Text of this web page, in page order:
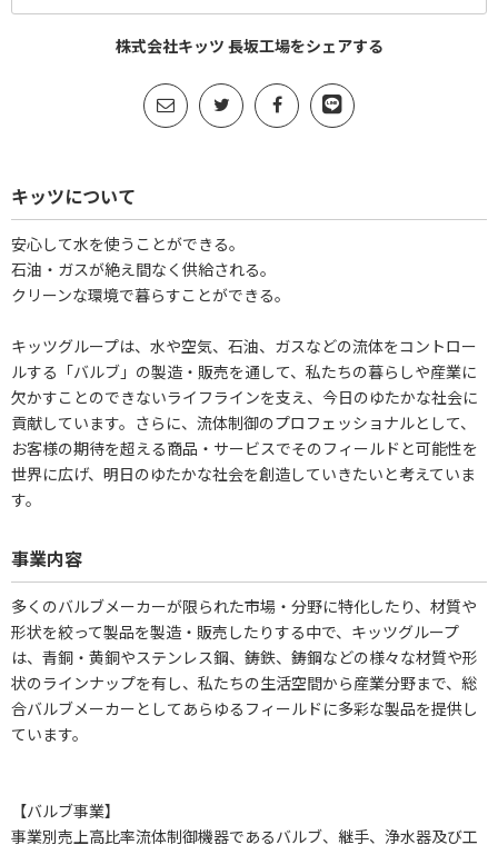
株式会社キッツ 長坂工場をシェアする
キッツについて
安心して水を使うことができる。
石油・ガスが絶え間なく供給される。
クリーンな環境で暮らすことができる。
キッツグループは、水や空気、石油、ガスなどの流体をコントロー
ルする「バルブ」の製造・販売を通して、私たちの暮らしや産業に
欠かすことのできないライフラインを支え、今日のゆたかな社会に
貢献しています。さらに、流体制御のプロフェッショナルとして、
お客様の期待を超える商品・サービスでそのフィールドと可能性を
世界に広げ、明日のゆたかな社会を創造していきたいと考えていま
す。
事業内容
多くのバルブメーカーが限られた市場・分野に特化したり、材質や
形状を絞って製品を製造・販売したりする中で、キッツグループ
は、青銅・黄銅やステンレス鋼、鋳鉄、鋳鋼などの様々な材質や形
状のラインナップを有し、私たちの生活空間から産業分野まで、総
合バルブメーカーとしてあらゆるフィールドに多彩な製品を提供し
ています。
【バルブ事業】
事業別売上高比率流体制御機器であるバルブ、継手、浄水器及び工